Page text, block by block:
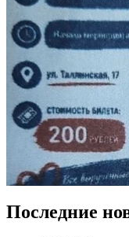
Последние